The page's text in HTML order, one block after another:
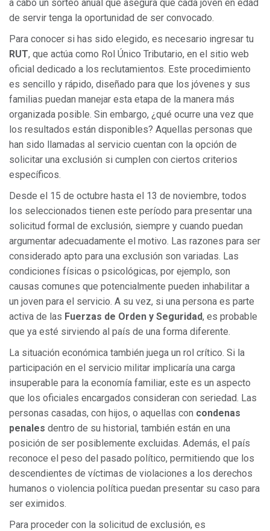
a cabo un sorteo anual que asegura que cada joven en edad
de servir tenga la oportunidad de ser convocado.
Para conocer si has sido elegido, es necesario ingresar tu
RUT, que actúa como Rol Único Tributario, en el sitio web
oficial dedicado a los reclutamientos. Este procedimiento
es sencillo y rápido, diseñado para que los jóvenes y sus
familias puedan manejar esta etapa de la manera más
organizada posible. Sin embargo, ¿qué ocurre una vez que
los resultados están disponibles? Aquellas personas que
han sido llamadas al servicio cuentan con la opción de
solicitar una exclusión si cumplen con ciertos criterios
específicos.
Desde el 15 de octubre hasta el 13 de noviembre, todos
los seleccionados tienen este período para presentar una
solicitud formal de exclusión, siempre y cuando puedan
argumentar adecuadamente el motivo. Las razones para ser
considerado apto para una exclusión son variadas. Las
condiciones físicas o psicológicas, por ejemplo, son
causas comunes que potencialmente pueden inhabilitar a
un joven para el servicio. A su vez, si una persona es parte
activa de las Fuerzas de Orden y Seguridad, es probable
que ya esté sirviendo al país de una forma diferente.
La situación económica también juega un rol crítico. Si la
participación en el servicio militar implicaría una carga
insuperable para la economía familiar, este es un aspecto
que los oficiales encargados consideran con seriedad. Las
personas casadas, con hijos, o aquellas con condenas
penales dentro de su historial, también están en una
posición de ser posiblemente excluidas. Además, el país
reconoce el peso del pasado político, permitiendo que los
descendientes de víctimas de violaciones a los derechos
humanos o violencia política puedan presentar su caso para
ser eximidos.
Para proceder con la solicitud de exclusión, es